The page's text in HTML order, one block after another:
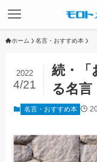
ホーム 名言・おすすめ本
続・「
る名言
2022
4/21
名言・おすすめ本